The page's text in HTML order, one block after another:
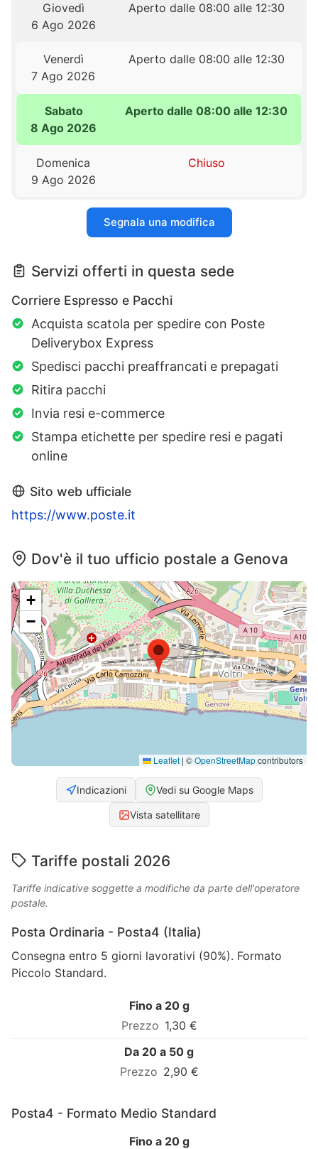
Giovedì
6 Ago 2026
Aperto dalle 08:00 alle 12:30
Venerdì
7 Ago 2026
Aperto dalle 08:00 alle 12:30
Sabato
8 Ago 2026
Aperto dalle 08:00 alle 12:30
Domenica
9 Ago 2026
Chiuso
Segnala una modifica
Servizi offerti in questa sede
Corriere Espresso e Pacchi
Acquista scatola per spedire con Poste
Deliverybox Express
Spedisci pacchi preaffrancati e prepagati
Ritira pacchi
Invia resi e-commerce
Stampa etichette per spedire resi e pagati
online
Sito web ufficiale
https://www.poste.it
Dov'è il tuo ufficio postale a Genova
+
−
Leaflet | ©OpenStreetMapcontributors
Indicazioni Vedi su Google Maps
Vista satellitare
Tariffe postali 2026
Tariffe indicative soggette a modifiche da parte dell'operatore
postale.
Posta Ordinaria - Posta4 (Italia)
Consegna entro 5 giorni lavorativi (90%). Formato
Piccolo Standard.
Fino a 20 g
1,30 €
Da 20 a 50 g
2,90 €
Posta4 - Formato Medio Standard
Fino a 20 g